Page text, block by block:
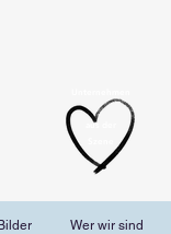
aus der
Wer wir sind